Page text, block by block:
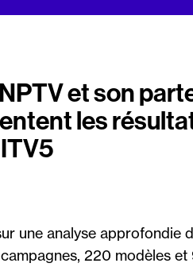
et son
les
une analyse approfondie
220 modèles